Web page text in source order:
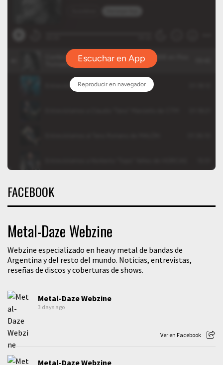
FACEBOOK
Metal-Daze Webzine
Webzine especializado en heavy metal de bandas de
Argentina y del resto del mundo. Noticias, entrevistas,
reseñas de discos y coberturas de shows.
Metal-Daze Webzine
3 days ago
Ver en Facebook
Metal-Daze Webzine